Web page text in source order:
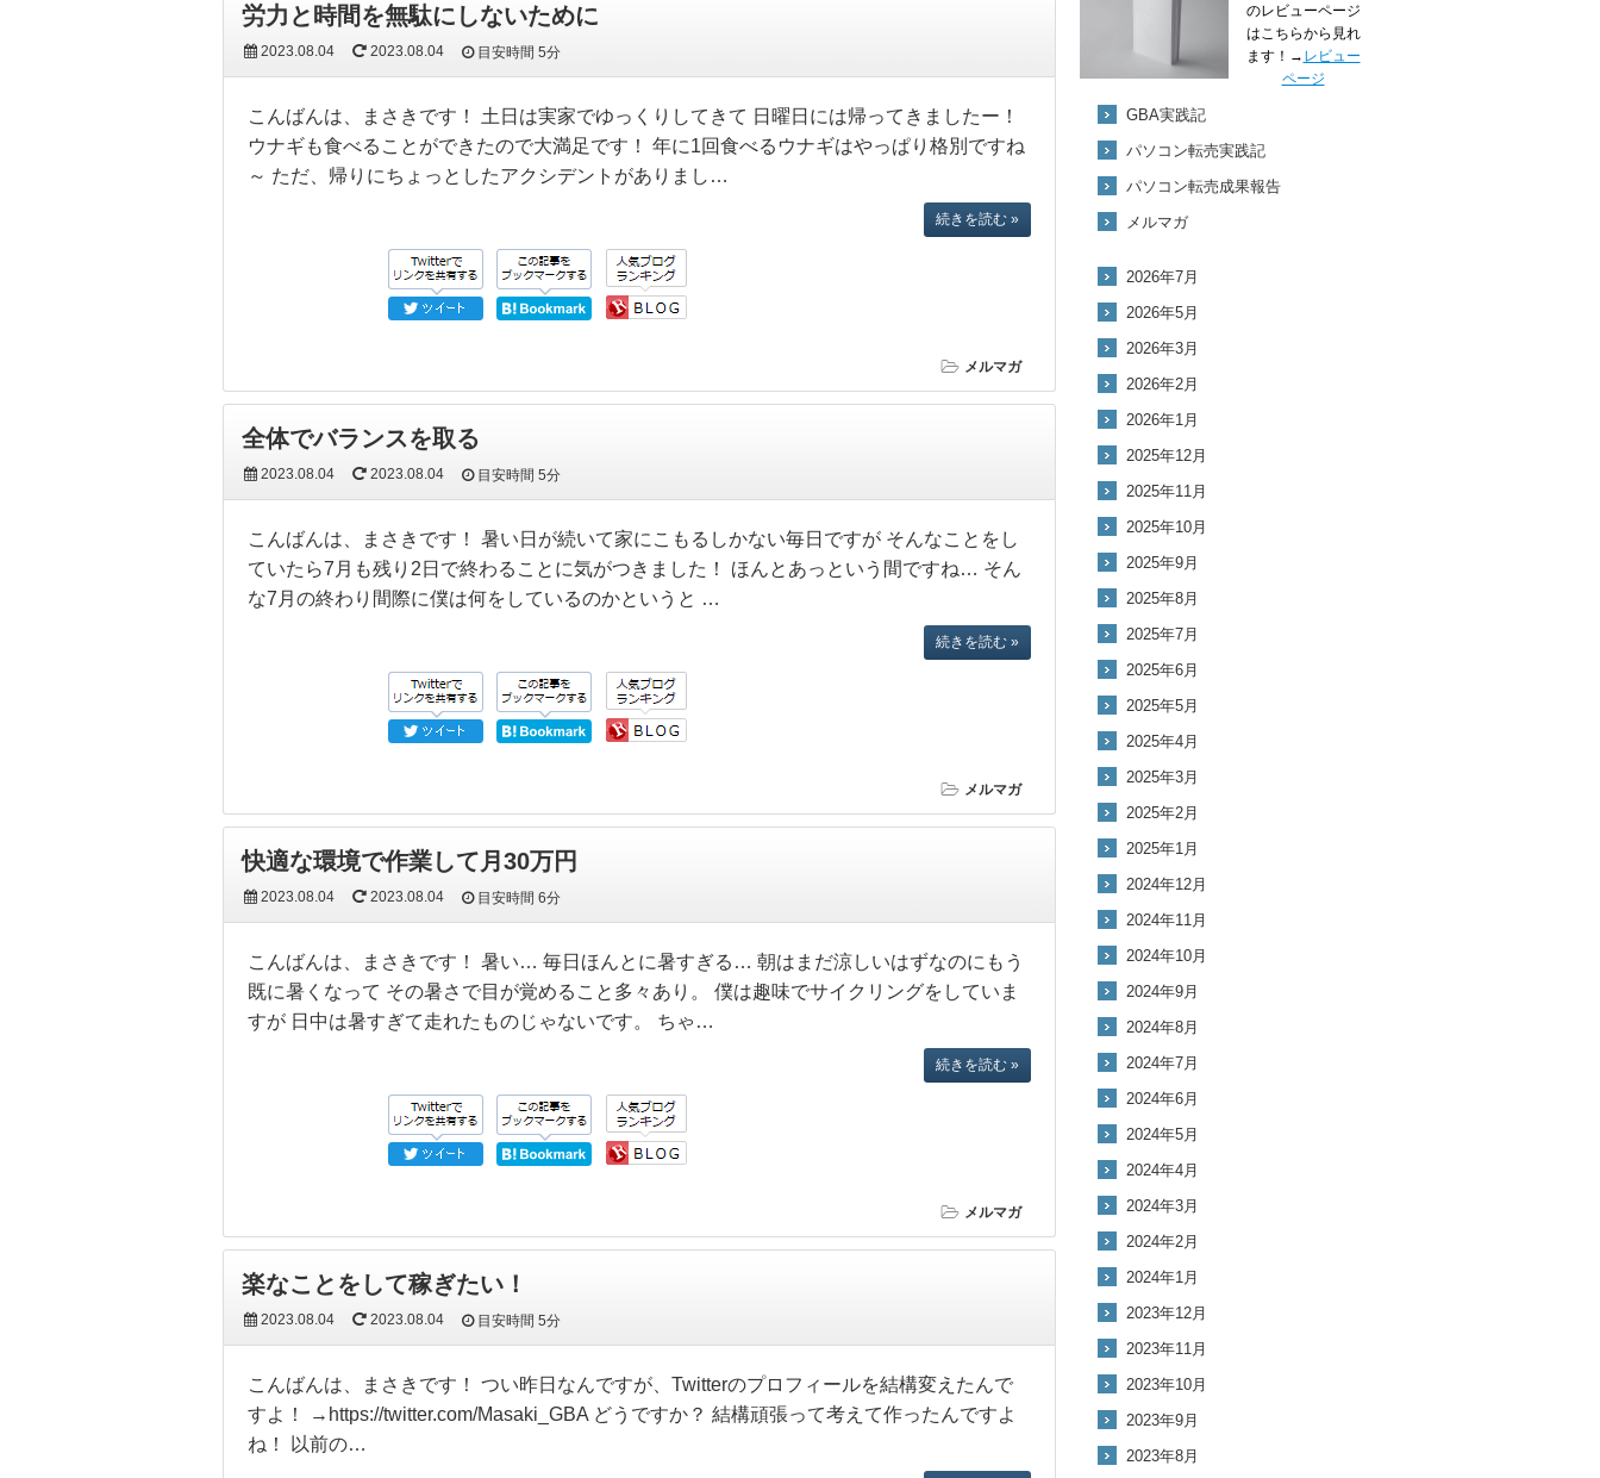
労力と時間を無駄にしないために
2023.08.04 2023.08.04 目安時間5分
こんばんは、まさきです！ 土日は実家でゆっくりしてきて 日曜日には帰ってきましたー！
ウナギも食べることができたので大満足です！ 年に1回食べるウナギはやっぱり格別ですね
～ ただ、帰りにちょっとしたアクシデントがありまし…
続きを読む »
メルマガ
全体でバランスを取る
2023.08.04 2023.08.04 目安時間5分
こんばんは、まさきです！ 暑い日が続いて家にこもるしかない毎日ですが そんなことをし
ていたら7月も残り2日で終わることに気がつきました！ ほんとあっという間ですね… そん
な7月の終わり間際に僕は何をしているのかというと …
続きを読む »
メルマガ
快適な環境で作業して月30万円
2023.08.04 2023.08.04 目安時間6分
こんばんは、まさきです！ 暑い… 毎日ほんとに暑すぎる… 朝はまだ涼しいはずなのにもう
既に暑くなって その暑さで目が覚めること多々あり。 僕は趣味でサイクリングをしていま
すが 日中は暑すぎて走れたものじゃないです。 ちゃ…
続きを読む »
メルマガ
楽なことをして稼ぎたい！
2023.08.04 2023.08.04 目安時間5分
こんばんは、まさきです！ つい昨日なんですが、Twitterのプロフィールを結構変えたんで
すよ！ →https://twitter.com/Masaki_GBA どうですか？ 結構頑張って考えて作ったんですよ
ね！ 以前の…
のレビューページ
はこちらから見れ
ます！→ レビュー
ページ
GBA実践記
パソコン転売実践記
パソコン転売成果報告
メルマガ
2026年7月
2026年5月
2026年3月
2026年2月
2026年1月
2025年12月
2025年11月
2025年10月
2025年9月
2025年8月
2025年7月
2025年6月
2025年5月
2025年4月
2025年3月
2025年2月
2025年1月
2024年12月
2024年11月
2024年10月
2024年9月
2024年8月
2024年7月
2024年6月
2024年5月
2024年4月
2024年3月
2024年2月
2024年1月
2023年12月
2023年11月
2023年10月
2023年9月
2023年8月